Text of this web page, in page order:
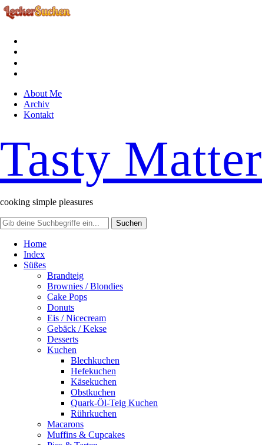
About Me
Archiv
Kontakt
Tasty Matter
cooking simple pleasures
Home
Index
Süßes
Brandteig
Brownies / Blondies
Cake Pops
Donuts
Eis / Nicecream
Gebäck / Kekse
Desserts
Kuchen
Blechkuchen
Hefekuchen
Käsekuchen
Obstkuchen
Quark-Öl-Teig Kuchen
Rührkuchen
Macarons
Muffins & Cupcakes